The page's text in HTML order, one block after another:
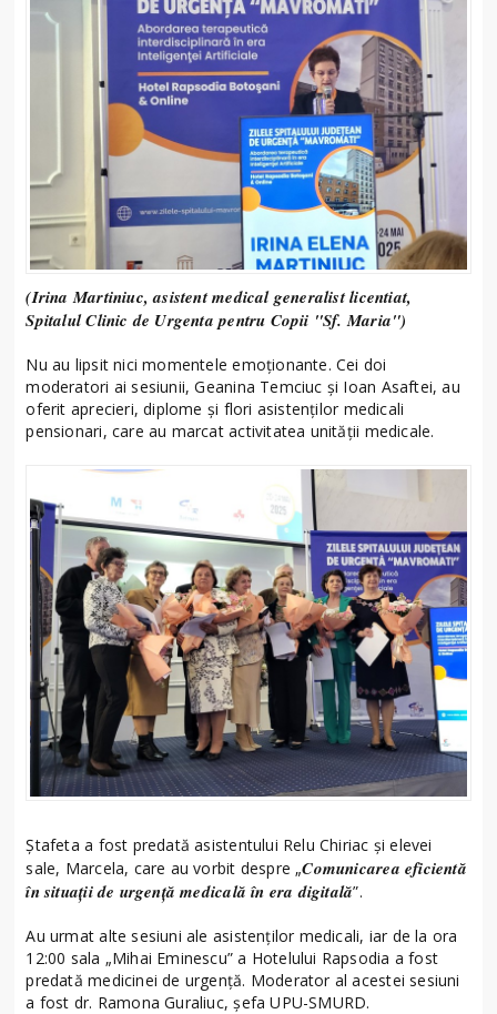
(Irina Martiniuc, asistent medical generalist licentiat,
Spitalul Clinic de Urgenta pentru Copii "Sf. Maria")
Nu au lipsit nici momentele emoționante. Cei doi
moderatori ai sesiunii, Geanina Temciuc și Ioan Asaftei, au
oferit aprecieri, diplome și flori asistenților medicali
pensionari, care au marcat activitatea unității medicale.
Ștafeta a fost predată asistentului Relu Chiriac și elevei
sale, Marcela, care au vorbit despre „Comunicarea eficientă
în situații de urgență medicală în era digitală”.
Au urmat alte sesiuni ale asistenților medicali, iar de la ora
12:00 sala „Mihai Eminescu” a Hotelului Rapsodia a fost
predată medicinei de urgență. Moderator al acestei sesiuni
a fost dr. Ramona Guraliuc, șefa UPU-SMURD.